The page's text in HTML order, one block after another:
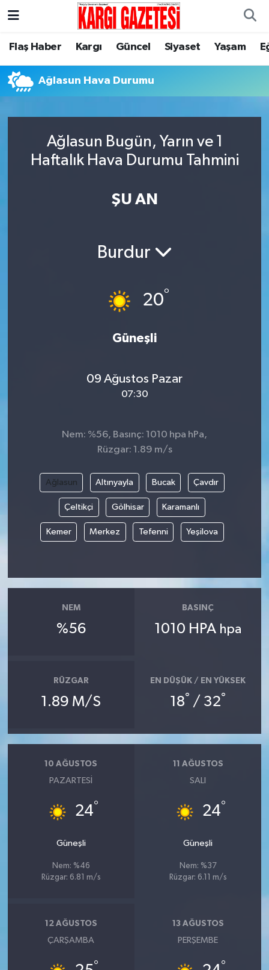
Flaş Haber Kargı Güncel Siyaset Yaşam
Ağlasun Hava Durumu
Ağlasun Bugün, Yarın ve 1
Haftalık Hava Durumu Tahmini
ŞU AN
Burdur
20°
Güneşli
09 Ağustos Pazar
07:30
Nem: %56, Basınç: 1010 hpa hPa,
Rüzgar: 1.89 m/s
Ağlasun Altınyayla Bucak Çavdır
Çeltikçi Gölhisar Karamanlı
Kemer Merkez Tefenni Yeşilova
NEM
%56
BASINÇ
1010 HPA hpa
RÜZGAR
1.89 M/S
EN DÜŞÜK / EN YÜKSEK
18° / 32°
10 AĞUSTOS
PAZARTESI
24°
Güneşli
Nem: %46
Rüzgar: 6.81 m/s
11 AĞUSTOS
SALI
24°
Güneşli
Nem: %37
Rüzgar: 6.11 m/s
12 AĞUSTOS
ÇARŞAMBA
°
13 AĞUSTOS
PERŞEMBE
°
Flaş Haber
Kargı
Siyaset
Yaşam
Nöbetçi Eczaneler
Hava Durumu
Trafik Durumu
Süper Lig Puan Durumu ve Fikstür